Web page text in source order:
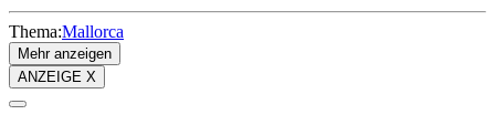
Thema:Mallorca
Mehr anzeigen
ANZEIGE X